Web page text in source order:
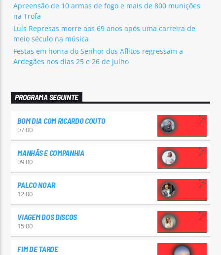
Apreensão de 10 armas de fogo e mais de 800 munições
na Trofa
Luís Represas morre aos 69 anos após uma carreira de
meio século na música
Festas em honra do Senhor dos Aflitos regressam a
Ardegães nos dias 25 e 26 de julho
PROGRAMA SEGUINTE
BOM DIA COM RICARDO COUTO
07:00
MANHÃS E COMPANHIA
09:00
PALCO NOAR
12:00
VIAGEM DOS DISCOS
15:00
FIM DE TARDE